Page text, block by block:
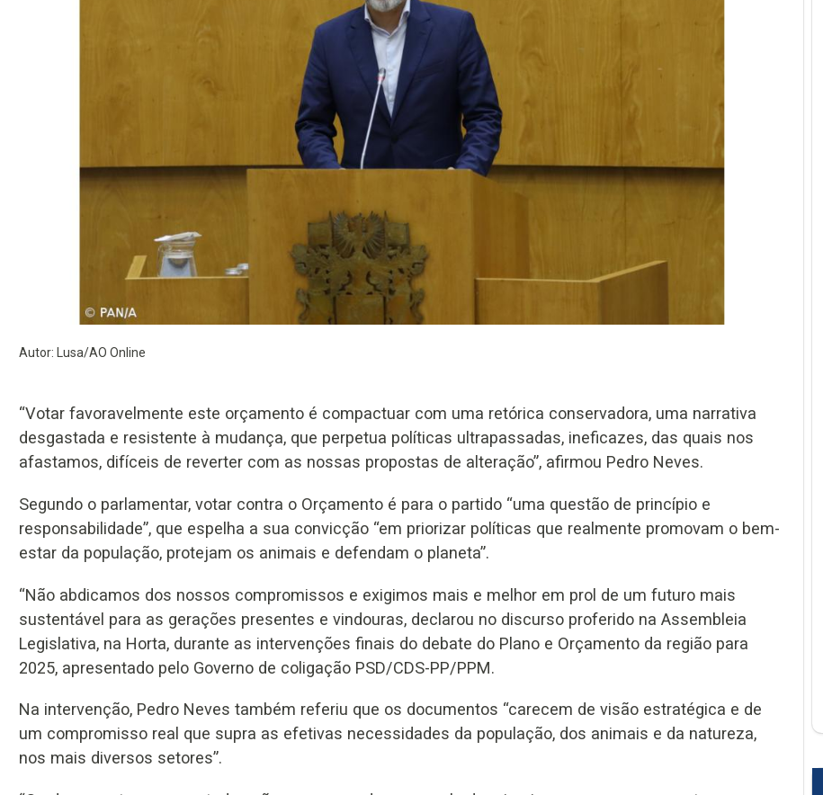
Autor: Lusa/AO Online
“Votar favoravelmente este orçamento é compactuar com uma retórica conservadora, uma narrativa
desgastada e resistente à mudança, que perpetua políticas ultrapassadas, ineficazes, das quais nos
afastamos, difíceis de reverter com as nossas propostas de alteração”, afirmou Pedro Neves.
Segundo o parlamentar, votar contra o Orçamento é para o partido “uma questão de princípio e
responsabilidade”, que espelha a sua convicção “em priorizar políticas que realmente promovam o bem-
estar da população, protejam os animais e defendam o planeta”.
“Não abdicamos dos nossos compromissos e exigimos mais e melhor em prol de um futuro mais
sustentável para as gerações presentes e vindouras, declarou no discurso proferido na Assembleia
Legislativa, na Horta, durante as intervenções finais do debate do Plano e Orçamento da região para
2025, apresentado pelo Governo de coligação PSD/CDS-PP/PPM.
Na intervenção, Pedro Neves também referiu que os documentos “carecem de visão estratégica e de
um compromisso real que supra as efetivas necessidades da população, dos animais e da natureza,
nos mais diversos setores”.